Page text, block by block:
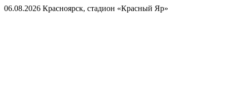
06.08.2026 Красноярск, стадион «Красный Яр»